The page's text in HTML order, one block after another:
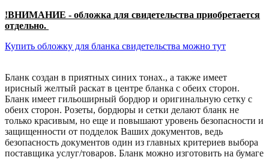
!ВНИМАНИЕ - обложка для свидетельства приобретается
отдельно.
Купить обложку для бланка свидетельства можно тут
Бланк создан в приятных синих тонах., а также имеет
ирисный желтый раскат в центре бланка с обеих сторон.
Бланк имеет гильоширный бордюр и оригинальную сетку с
обеих сторон. Розеты, бордюры и сетки делают бланк не
только красивым, но еще и повышают уровень безопасности и
защищенности от подделок Ваших документов, ведь
безопасность документов один из главных критериев выбора
поставщика услуг/товаров. Бланк можно изготовить на бумаге